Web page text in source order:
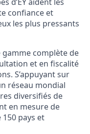
confiance et
les plus pressants
gamme complète de
et en fiscalité
S’appuyant sur
réseau mondial
diversifiés de
en mesure de
pays et